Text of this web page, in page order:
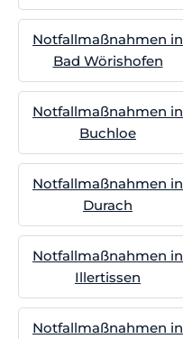
Notfallmaßnahmen in
Bad Wörishofen
Notfallmaßnahmen in
Buchloe
Notfallmaßnahmen in
Durach
Notfallmaßnahmen in
Illertissen
Notfallmaßnahmen in